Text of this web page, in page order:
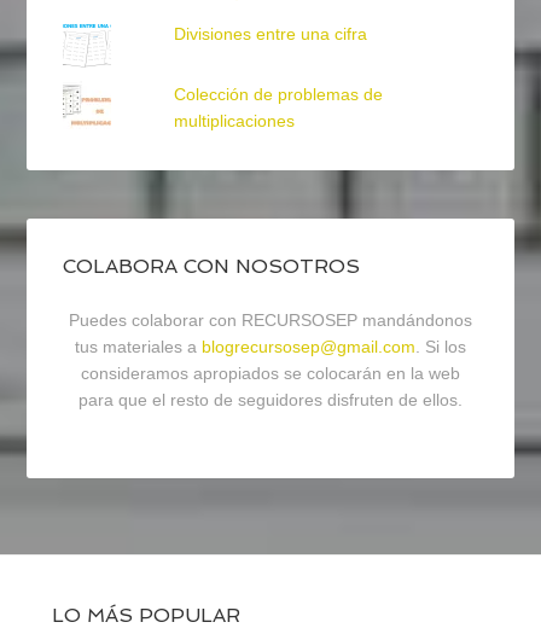
Divisiones entre una cifra
Colección de problemas de
multiplicaciones
COLABORA CON NOSOTROS
Puedes colaborar con RECURSOSEP mandándonos
tus materiales a blogrecursosep@gmail.com. Si los
consideramos apropiados se colocarán en la web
para que el resto de seguidores disfruten de ellos.
LO MÁS POPULAR